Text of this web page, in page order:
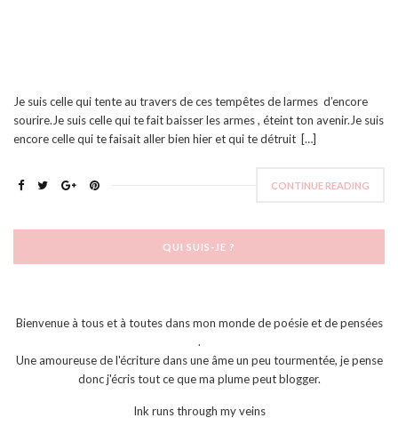
Je suis celle qui tente au travers de ces tempêtes de larmes d’encore
sourire.Je suis celle qui te fait baisser les armes , éteint ton avenir.Je suis
encore celle qui te faisait aller bien hier et qui te détruit […]
CONTINUE READING
QUI SUIS-JE ?
Bienvenue à tous et à toutes dans mon monde de poésie et de pensées
.
Une amoureuse de l'écriture dans une âme un peu tourmentée, je pense
donc j'écris tout ce que ma plume peut blogger.
Ink runs through my veins